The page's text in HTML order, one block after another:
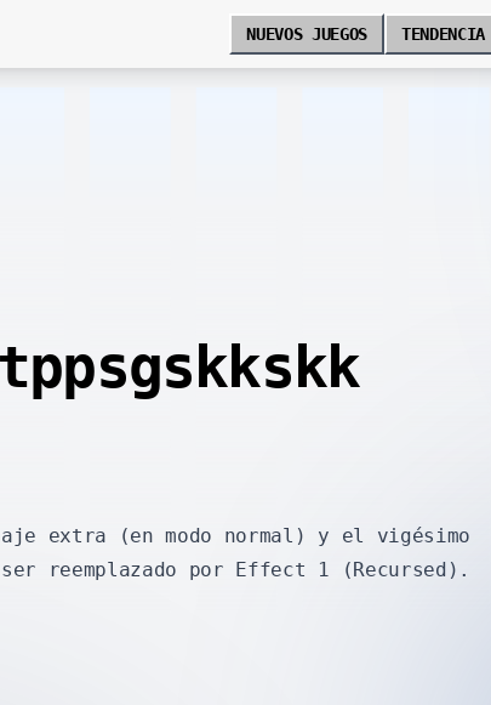
NUEVOS JUEGOS TENDENCIA
extra (en modo normal) y el vigésimo
reemplazado por Effect 1 (Recursed).